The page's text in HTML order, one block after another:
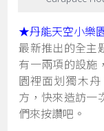
★丹能天空小樂
最新推出的全主
有一兩項的設施
園裡面划獨木
方，快來造訪一
們來按讚吧。